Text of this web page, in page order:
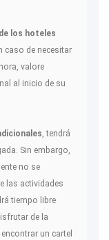
los hoteles
caso de necesitar
valore
al inicio de su
, tendrá
Sin embargo,
no se
las actividades
tiempo libre
de la
un cartel